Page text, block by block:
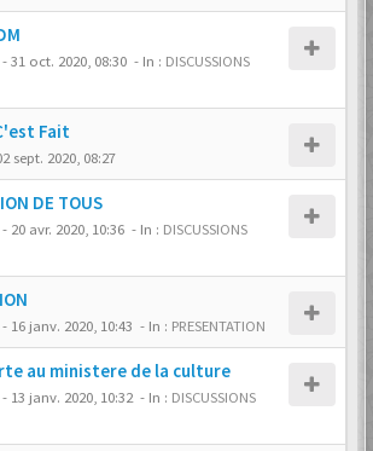
-31 oct. 2020, 08:30 - In : DISCUSSIONS
Fait
sept. 2020, 08:27
DE TOUS
- 20 avr. 2020, 10:36 - In : DISCUSSIONS
- 16 janv. 2020, 10:43 - In : PRESENTATION
au ministere de la culture
- 13 janv. 2020, 10:32 - In : DISCUSSIONS